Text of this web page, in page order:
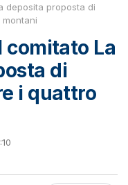
deposita proposta di
comitato La
di
i quattro